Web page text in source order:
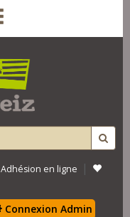
Adhésion en ligne |
Connexion Admin